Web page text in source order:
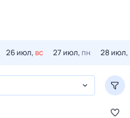
26 июл, вс 27 июл, пн 28 июл,